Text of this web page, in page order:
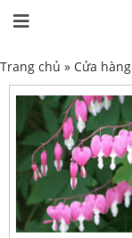
Trang chủ » Cửa hàng